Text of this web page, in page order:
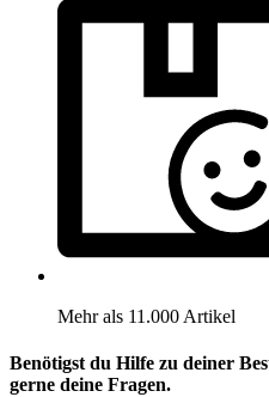
Mehr als 11.000 Artikel
Benötigst du Hilfe zu deiner
gerne deine Fragen.